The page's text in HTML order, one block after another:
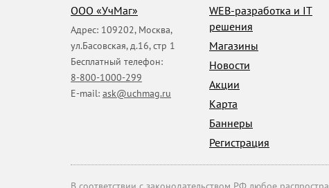
ООО «УчМаг»
Адрес: 109202, Москва,
ул.Басовская, д.16, стр 1
Бесплатный телефон:
8-800-1000-299
E-mail: ask@uchmag.ru
WEB-разработка и IT
решения
Магазины
Новости
Акции
Карта
Баннеры
Регистрация